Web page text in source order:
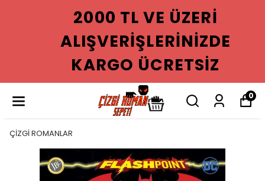
2000 TL VE ÜZERI
ALIŞVERIŞLERINIZDE
KARGO ÜCRETSIZ
0
ÇİZGİ ROMANLAR